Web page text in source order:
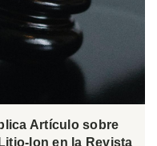
Artículo sobre
Ion en la Revista